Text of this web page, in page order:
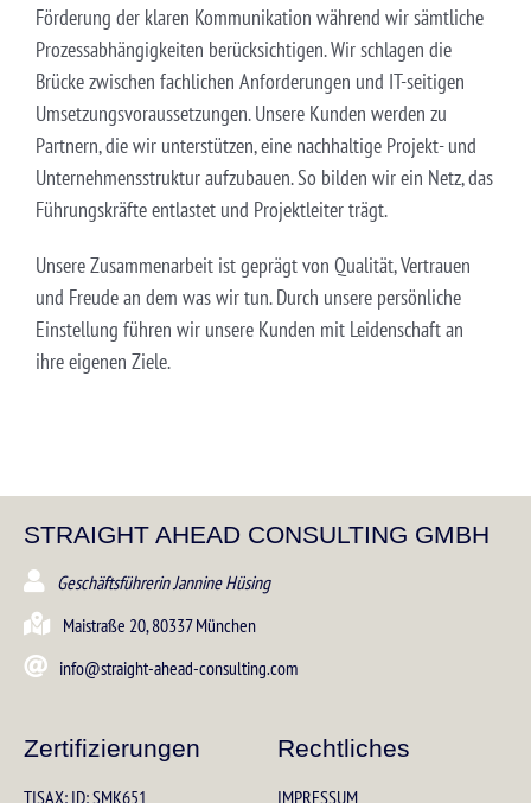
Förderung der klaren Kommunikation während wir sämtliche
Prozessabhängigkeiten berücksichtigen. Wir schlagen die
Brücke zwischen fachlichen Anforderungen und IT-seitigen
Umsetzungsvoraussetzungen. Unsere Kunden werden zu
Partnern, die wir unterstützen, eine nachhaltige Projekt- und
Unternehmensstruktur aufzubauen. So bilden wir ein Netz, das
Führungskräfte entlastet und Projektleiter trägt.
Unsere Zusammenarbeit ist geprägt von Qualität, Vertrauen
und Freude an dem was wir tun. Durch unsere persönliche
Einstellung führen wir unsere Kunden mit Leidenschaft an
ihre eigenen Ziele.
STRAIGHT AHEAD CONSULTING GMBH
Geschäftsführerin Jannine Hüsing
Maistraße 20, 80337 München
info@straight-ahead-consulting.com
Zertifizierungen
TISAX: ID: SMK651
Rechtliches
IMPRESSUM